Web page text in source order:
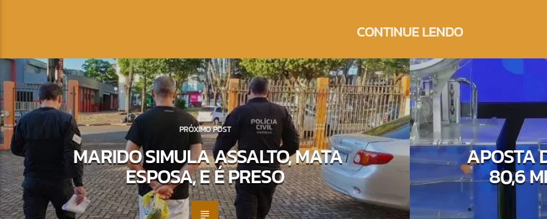
CONTINUE LENDO
PRÓXIMO POST
MARIDO SIMULA ASSALTO, MATA
ESPOSA, E É PRESO
APOSTA
80,6